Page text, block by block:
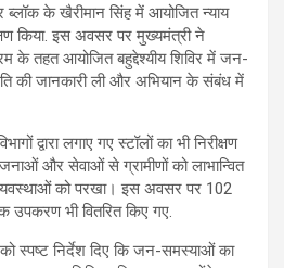
ब्लॉक के खैरीमान सिंह में आयोजित न्याय
किया. इस अवसर पर मुख्यमंत्री ने
के तहत आयोजित बहुद्देश्यीय शिविर में जन-
की जानकारी ली और अभियान के संबंध में
द्वारा लगाए गए स्टॉलों का भी निरीक्षण
और सेवाओं से ग्रामीणों को लाभान्वित
को परखा। इस अवसर पर 102
उपकरण भी वितरित किए गए.
स्पष्ट निर्देश दिए कि जन-समस्याओं का